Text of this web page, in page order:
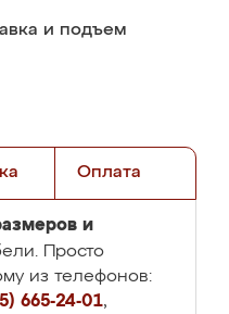
и подъем
Оплата
и
Просто
из телефонов:
665-24-01,